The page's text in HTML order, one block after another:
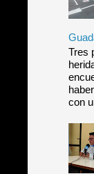
Tres
con